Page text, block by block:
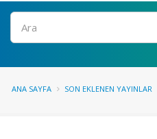
Ara
ANA SAYFA SON EKLENEN YAYINLAR